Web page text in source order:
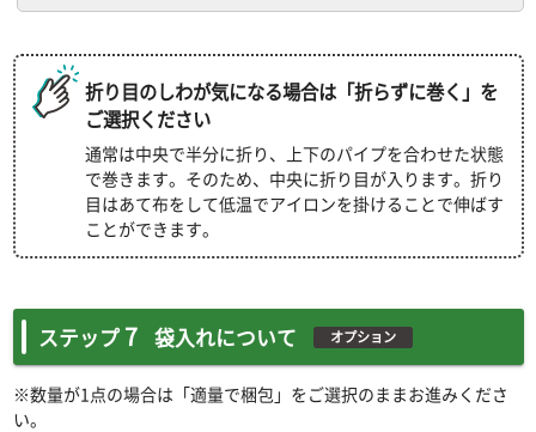
折り目のしわが気になる場合は「折らずに巻く」を
ご選択ください
通常は中央で半分に折り、上下のパイプを合わせた状態
で巻きます。そのため、中央に折り目が入ります。折り
目はあて布をして低温でアイロンを掛けることで伸ばす
ことができます。
ステップ7 袋入れについて オプション
※数量が1点の場合は「適量で梱包」をご選択のままお進みくださ
い。